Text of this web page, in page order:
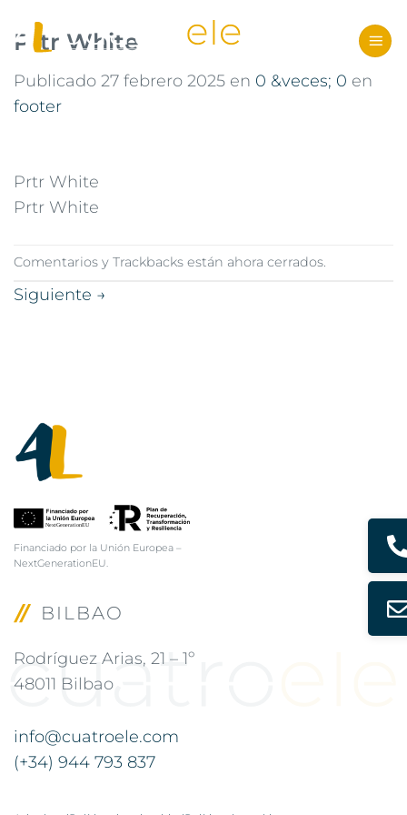
Prtr White
Publicado 27 febrero 2025 en 0 &veces; 0 en
footer
Prtr White
Prtr White
Comentarios y Trackbacks están ahora cerrados.
Siguiente →
Financiado por la Unión Europea –
NextGenerationEU.
BILBAO
Rodríguez Arias, 21 – 1º
48011 Bilbao
info@cuatroele.com
(+34) 944 793 837